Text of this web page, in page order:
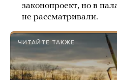
законопроект, но в
не рассматривали.
ЧИТАЙТЕ ТАКЖЕ